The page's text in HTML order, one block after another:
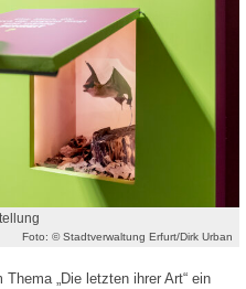
Foto: © Stadtverwaltung Erfurt/Dirk Urban
„Die letzten ihrer Art“ ein